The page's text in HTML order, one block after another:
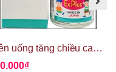
Viên uống tăng chiều cao Growth Height Ex Plus